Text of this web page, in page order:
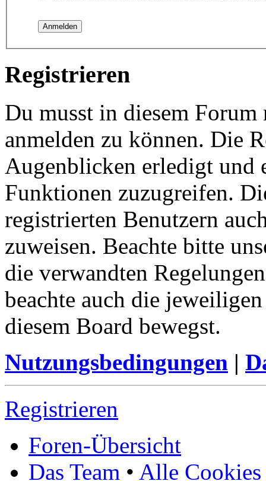
Registrieren
Du musst in diesem
anmelden zu können. Die
Augenblicken erledigt und
Funktionen zuzugreifen.
registrierten Benutzern
zuweisen. Beachte bitte
die verwandten
beachte auch die
diesem Board bewegst.
Nutzungsbedingungen |
Registrieren
Foren-Übersicht
Das Team • Alle Cookies